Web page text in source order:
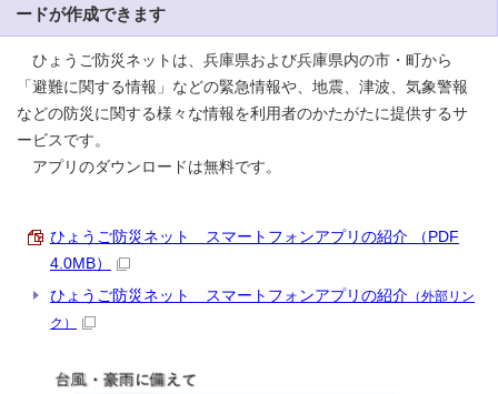
ードが作成できます
ひょうご防災ネットは、兵庫県および兵庫県内の市・町から
「避難に関する情報」などの緊急情報や、地震、津波、気象警報
などの防災に関する様々な情報を利用者のかたがたに提供するサ
ービスです。
アプリのダウンロードは無料です。
ひょうご防災ネット スマートフォンアプリの紹介 （PDF
4.0MB）
ひょうご防災ネット スマートフォンアプリの紹介 （外部リン
ク）